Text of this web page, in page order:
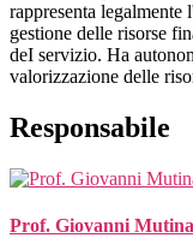
rappresenta
gestione delle risorse
deI servizio. Ha
valorizzazione delle
Responsabile
Prof. Giovanni